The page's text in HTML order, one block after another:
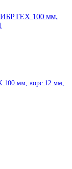
100 мм, ворс 12 мм,